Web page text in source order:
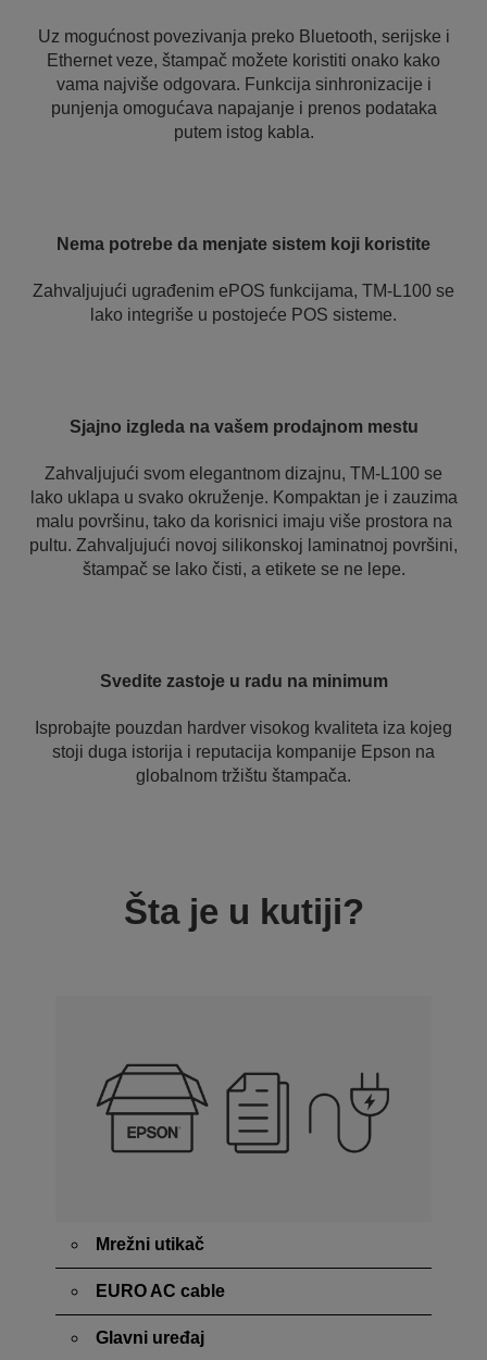
Uz mogućnost povezivanja preko Bluetooth, serijske i
Ethernet veze, štampač možete koristiti onako kako
vama najviše odgovara. Funkcija sinhronizacije i
punjenja omogućava napajanje i prenos podataka
putem istog kabla.
Nema potrebe da menjate sistem koji koristite
Zahvaljujući ugrađenim ePOS funkcijama, TM-L100 se
lako integriše u postojeće POS sisteme.
Sjajno izgleda na vašem prodajnom mestu
Zahvaljujući svom elegantnom dizajnu, TM-L100 se
lako uklapa u svako okruženje. Kompaktan je i zauzima
malu površinu, tako da korisnici imaju više prostora na
pultu. Zahvaljujući novoj silikonskoj laminatnoj površini,
štampač se lako čisti, a etikete se ne lepe.
Svedite zastoje u radu na minimum
Isprobajte pouzdan hardver visokog kvaliteta iza kojeg
stoji duga istorija i reputacija kompanije Epson na
globalnom tržištu štampača.
Šta je u kutiji?
Mrežni utikač
EURO AC cable
Glavni uređaj